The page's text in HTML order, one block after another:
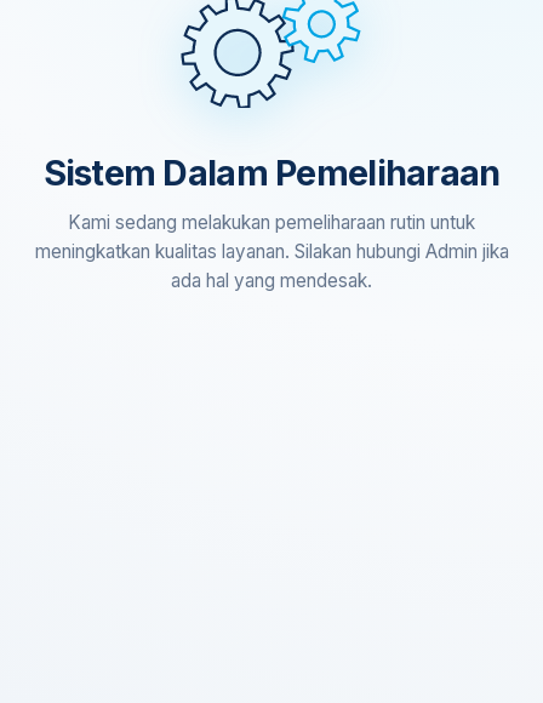
Sistem Dalam Pemeliharaan
Kami sedang melakukan pemeliharaan rutin untuk
meningkatkan kualitas layanan. Silakan hubungi Admin jika
ada hal yang mendesak.